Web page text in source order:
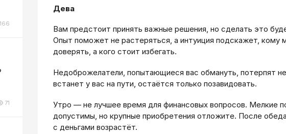
166
71
Дева
Вам предстоит принять важные решения, но сделать это
Опыт поможет не растеряться, а интуиция подскажет, кому
доверять, а кого стоит избегать.
Недоброжелатели, попытающиеся вас обмануть, потерпят
встанет у вас на пути, остаётся только позавидовать.
Утро — не лучшее время для финансовых вопросов. Мелкие
допустимы, но крупные приобретения отложите. После
с деньгами возрастёт.